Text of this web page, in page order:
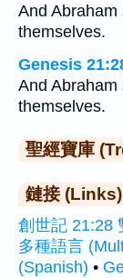
And
themselves.
Genesis
And
themselves.
聖經寶庫
鏈接 (Links)
創世記 21:28
多種語言
(Spanish) •